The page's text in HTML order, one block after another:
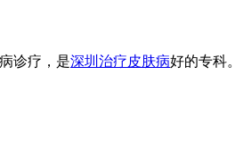
诊疗，是深圳治疗皮肤病好的专科。